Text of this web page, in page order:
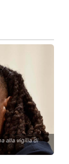
alla vigilia di